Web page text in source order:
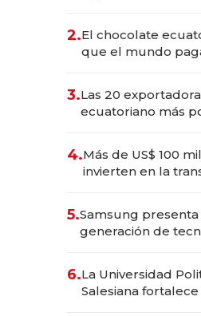
2.El chocolate
que el mundo
3.Las 20
ecuatoriano más
4.Más de US$ 100
invierten en la
5.Samsung
generación de
6.La Universidad
Salesiana